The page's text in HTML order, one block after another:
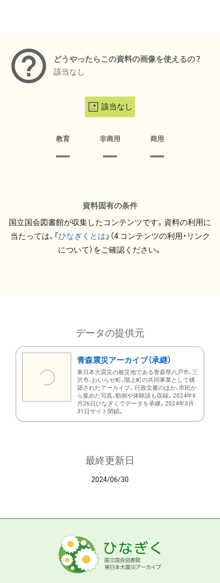
どうやったらこの資料の画像を使えるの？
該当なし
該当なし
教育 非商用 商用
資料固有の条件
国立国会図書館が収集したコンテンツです。資料の利用に
当たっては、「ひなぎくとは 」（4.コンテンツの利用・リンク
について）をご確認ください。
データの提供元
青森震災アーカイブ（承継）
東日本大震災の被災地である青森県八戸市、三
沢市、おいらせ町、階上町の共同事業として構
築されたアーカイブ。行政文書のほか、市民か
ら集めた写真、動画や体験談も収録。2024年6
月26日ひなぎくでデータを承継。2024年3月
31日サイト閉鎖。
最終更新日
2024/06/30